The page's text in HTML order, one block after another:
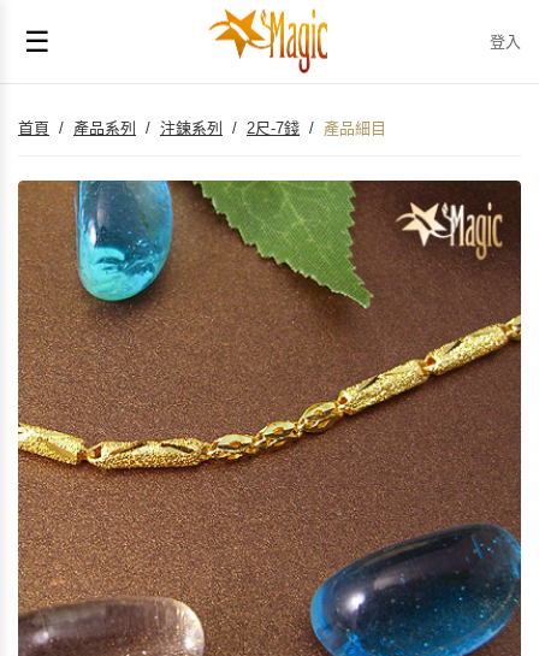
☰ 登入
首頁 / 產品系列 / 注鍊系列 / 2尺-7錢 / 產品細目